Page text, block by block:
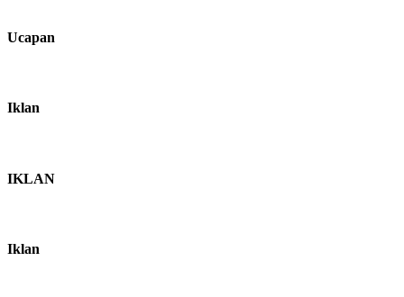
Ucapan
Iklan
IKLAN
Iklan